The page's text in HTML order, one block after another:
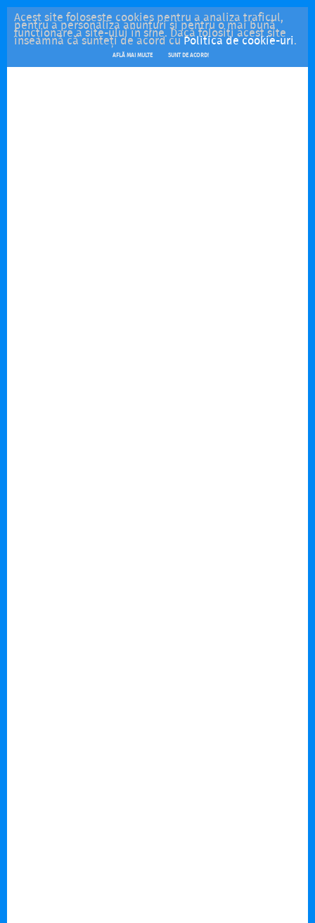
Acest site folosește cookies pentru a analiza traficul,
pentru a personaliza anunțuri și pentru o mai bună
funcționare a site-ului în sine. Dacă folosiți acest site
înseamnă că sunteți de acord cuPolitica de cookie-uri.
AFLĂ MAI MULTE SUNT DE ACORD!